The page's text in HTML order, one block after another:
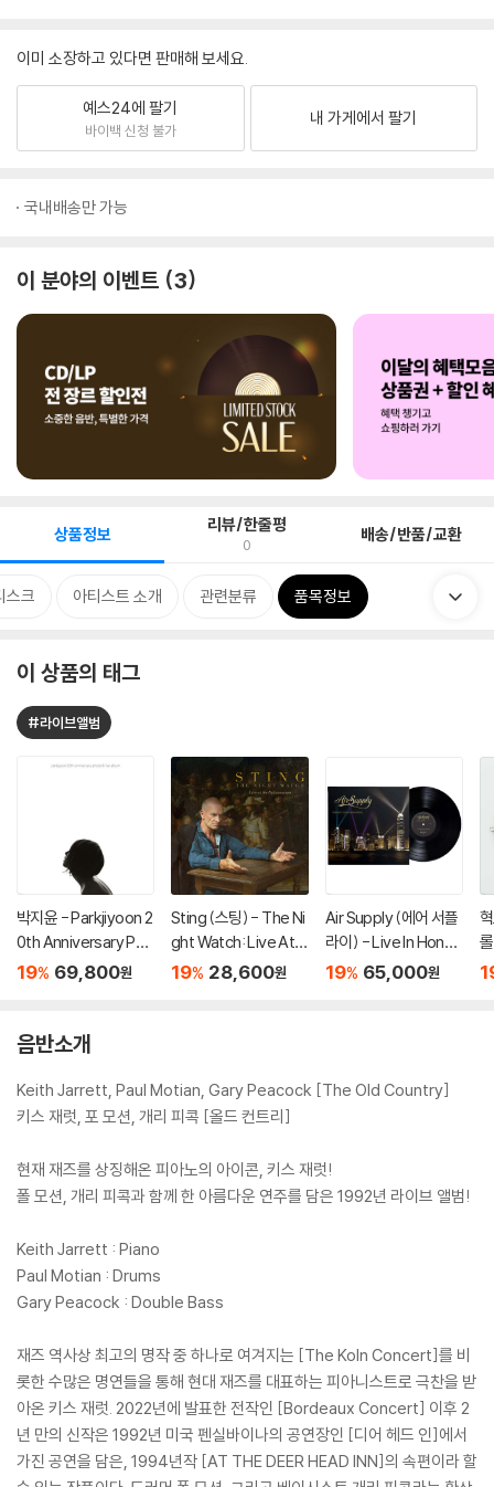
이미 소장하고 있다면 판매해 보세요.
예스24에 팔기
바이백 신청 불가
내 가게에서 팔기
국내배송만 가능
이 분야의 이벤트 3
상품정보 리뷰/한줄평
0 배송/반품/교환
스크 아티스트 소개 관련분류 품목정보
이 상품의 태그
#라이브앨범
박지윤 - Parkjiyoon 2
0th Anniversary Pho
to & Live Album [화
19% 69,800원
Sting (스팅) - The Ni
ght Watch: Live At T
he Rijksmuseum
19% 28,600원
Air Supply (에어 서플
라이) - Live In Hong
Kong [LP]
19% 65,000원
음반소개
Keith Jarrett, Paul Motian, Gary Peacock [The Old Country]
키스 재럿, 포 모션, 개리 피콕 [올드 컨트리]
현재 재즈를 상징해온 피아노의 아이콘, 키스 재럿!
폴 모션, 개리 피콕과 함께 한 아름다운 연주를 담은 1992년 라이브 앨범!
Keith Jarrett : Piano
Paul Motian : Drums
Gary Peacock : Double Bass
재즈 역사상 최고의 명작 중 하나로 여겨지는 [The Koln Concert]를 비
롯한 수많은 명연들을 통해 현대 재즈를 대표하는 피아니스트로 극찬을 받
아온 키스 재럿. 2022년에 발표한 전작인 [Bordeaux Concert] 이후 2
년 만의 신작은 1992년 미국 펜실바이나의 공연장인 [디어 헤드 인]에서
가진 공연을 담은, 1994년작 [AT THE DEER HEAD INN]의 속편이라 할